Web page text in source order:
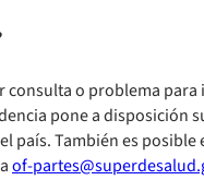
consulta o problema para
pone a disposición
país. También es posible
of-